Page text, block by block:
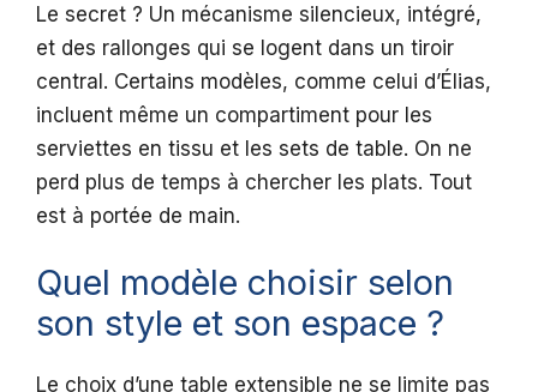
Le secret ? Un mécanisme silencieux, intégré,
et des rallonges qui se logent dans un tiroir
central. Certains modèles, comme celui d’Élias,
incluent même un compartiment pour les
serviettes en tissu et les sets de table. On ne
perd plus de temps à chercher les plats. Tout
est à portée de main.
Quel modèle choisir selon
son style et son espace ?
Le choix d’une table extensible ne se limite pas